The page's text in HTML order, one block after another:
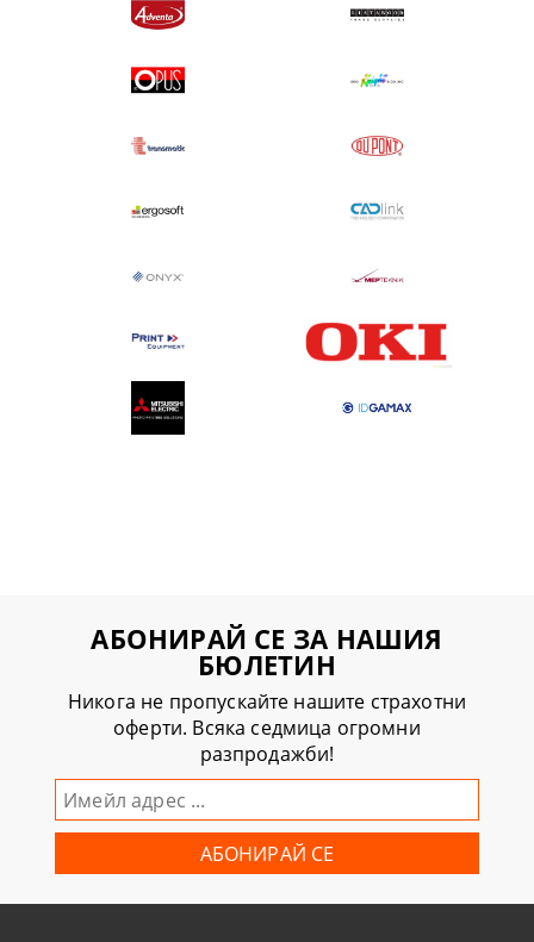
АБОНИРАЙ СЕ ЗА НАШИЯ
БЮЛЕТИН
Никога не пропускайте нашите страхотни
оферти. Всяка седмица огромни
разпродажби!